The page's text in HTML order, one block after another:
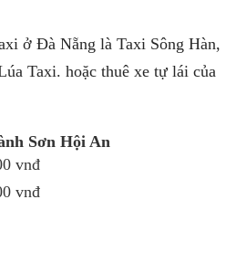
ở Đà Nẵng là Taxi Sông Hàn,
Taxi. hoặc thuê xe tự lái của
Sơn Hội An
vnđ
vnđ